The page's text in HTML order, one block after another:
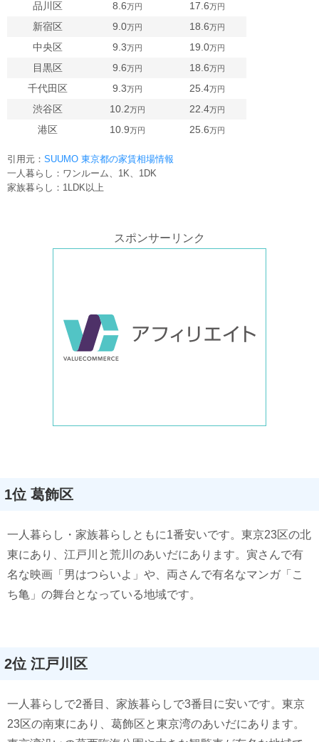
品川区 8.6万円 17.6万円
新宿区 9.0万円 18.6万円
中央区 9.3万円 19.0万円
目黒区 9.6万円 18.6万円
千代田区 9.3万円 25.4万円
渋谷区 10.2万円 22.4万円
港区 10.9万円 25.6万円
引用元： SUUMO 東京都の家賃相場情報
一人暮らし：ワンルーム、1K、1DK
家族暮らし：1LDK以上
スポンサーリンク
1位 葛飾区
一人暮らし・家族暮らしともに1番安いです。東京23区の北
東にあり、江戸川と荒川のあいだにあります。寅さんで有
名な映画「男はつらいよ」や、両さんで有名なマンガ「こ
ち亀」の舞台となっている地域です。
2位 江戸川区
一人暮らしで2番目、家族暮らしで3番目に安いです。東京
23区の南東にあり、葛飾区と東京湾のあいだにあります。